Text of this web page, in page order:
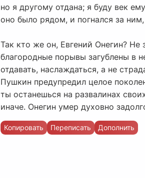
но я другому отдана; я буду век
оно было рядом, и погнался за
Так кто же он, Евгений Онегин?
благородные порывы загублены в
отдавать, наслаждаться, а не
Пушкин предупредил целое
ты останешься на развалинах
иначе. Онегин умер духовно
Копировать Переписать Дополнить